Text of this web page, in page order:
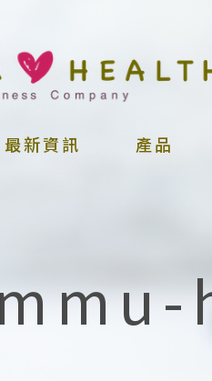
最新資訊 產品